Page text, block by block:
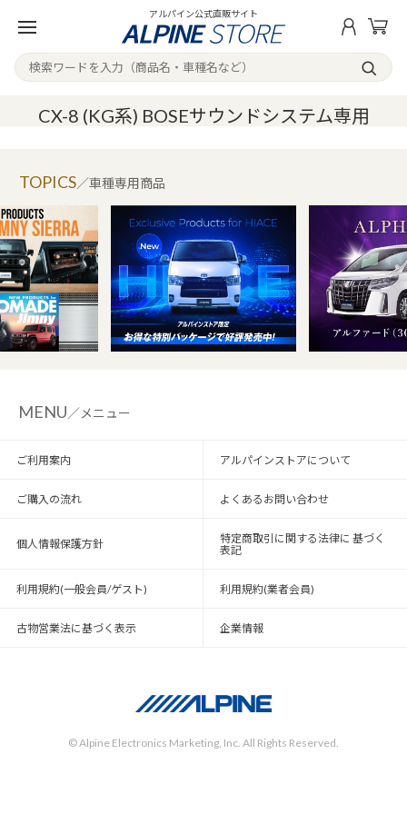
アルパイン公式直販サイト
CX-8 (KG系) BOSEサウンドシステム専用
／車種専用商品
MENU／メニュー
ご利用案内 アルパインストアについて
ご購入の流れ よくあるお問い合わせ
個人情報保護方針
特定商取引に関する法律に 基づく
表記
利用規約(一般会員/ゲスト) 利用規約(業者会員)
古物営業法に基づく表示 企業情報
© Alpine Electronics Marketing, Inc. All Rights Reserved.